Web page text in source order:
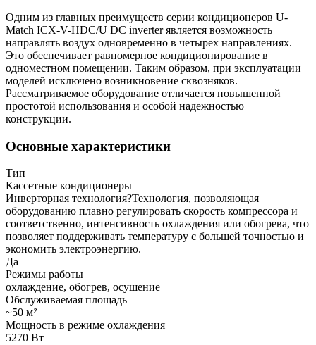
Одним из главных преимуществ серии кондиционеров U-
Match ICХ-V-HDC/U DC inverter является возможность
направлять воздух одновременно в четырех направлениях.
Это обеспечивает равномерное кондиционирование в
одноместном помещении. Таким образом, при эксплуатации
моделей исключено возникновение сквозняков.
Рассматриваемое оборудование отличается повышенной
простотой использования и особой надежностью
конструкции.
Основные характеристики
Тип
Кассетные кондиционеры
Инверторная технология?Технология, позволяющая
оборудованию плавно регулировать скорость компрессора и
соответственно, интенсивность охлаждения или обогрева, что
позволяет поддерживать температуру с большей точностью и
экономить электроэнергию.
Да
Режимы работы
охлаждение, обогрев, осушение
Обслуживаемая площадь
~50 м²
Мощность в режиме охлаждения
5270 Вт